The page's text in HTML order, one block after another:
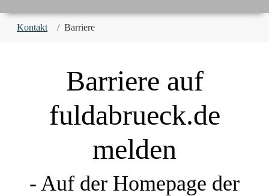
You are here:
Kontakt Barriere
Barriere auf
fuldabrueck.de
melden
- Auf der Homepage der